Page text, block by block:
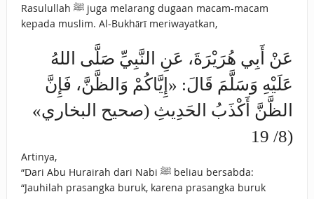
Rasulullah ﷺ juga melarang dugaan macam-macam
kepada muslim. Al-Bukhārī meriwayatkan,
عَنْ أَبِي هُرَيْرَةَ، عَنِ النَّبِيِّ صَلَّى اللهُ
عَلَيْهِ وَسَلَّمَ قَالَ: «إِيَّاكُمْ وَالظَّنَّ، فَإِنَّ
الظَّنَّ ‌أَكْذَبُ ‌الحَدِيثِ (صحيح البخاري»
(8/ 19
Artinya,
“Dari Abu Hurairah dari Nabi ﷺ beliau bersabda:
“Jauhilah prasangka buruk, karena prasangka buruk